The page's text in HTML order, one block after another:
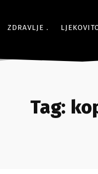
ZDRAVLJE
Tag: